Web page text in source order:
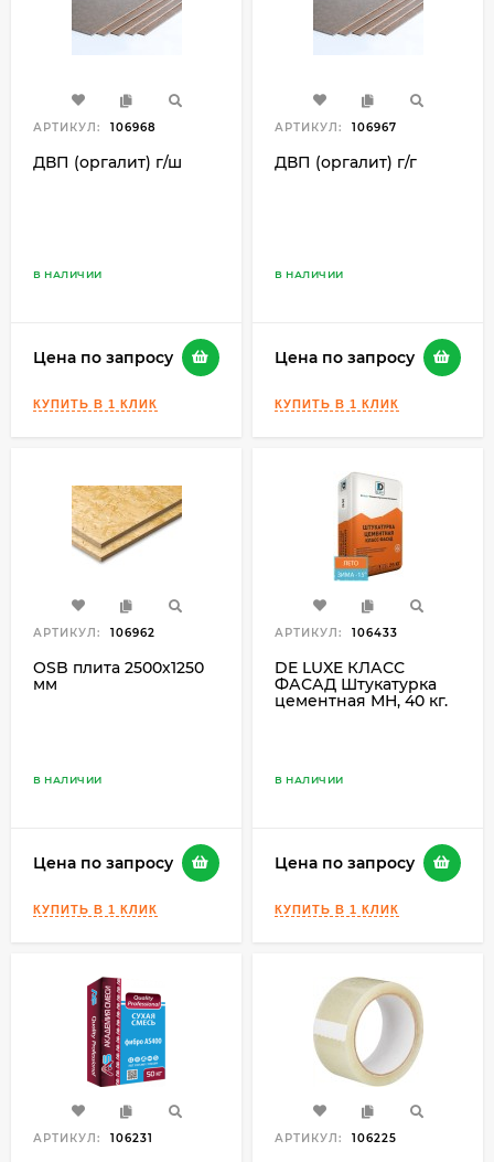
АРТИКУЛ: 106968
ДВП (оргалит) г/ш
В НАЛИЧИИ
Цена по запросу
АРТИКУЛ: 106967
ДВП (оргалит) г/г
В НАЛИЧИИ
Цена по запросу
АРТИКУЛ: 106962
OSB плита 2500х1250
мм
В НАЛИЧИИ
Цена по запросу
АРТИКУЛ: 106433
DE LUXE КЛАСС
ФАСАД Штукатурка
цементная МН, 40 кг.
В НАЛИЧИИ
Цена по запросу
АРТИКУЛ: 106231 АРТИКУЛ: 106225